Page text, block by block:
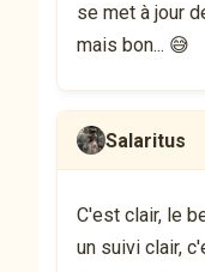
se met à jour
mais bon... 😅
Salaritus
C'est clair, le
un suivi clair,